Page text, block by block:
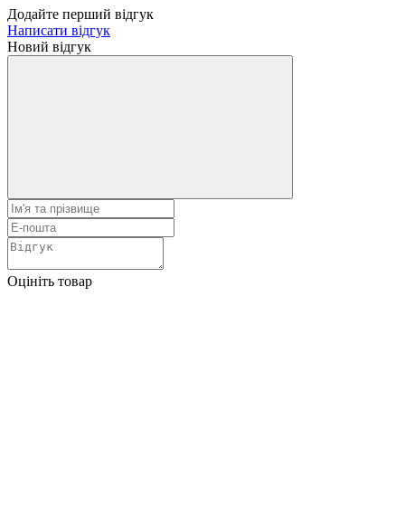
Додайте перший відгук
Написати відгук
Новий відгук
Оцініть товар